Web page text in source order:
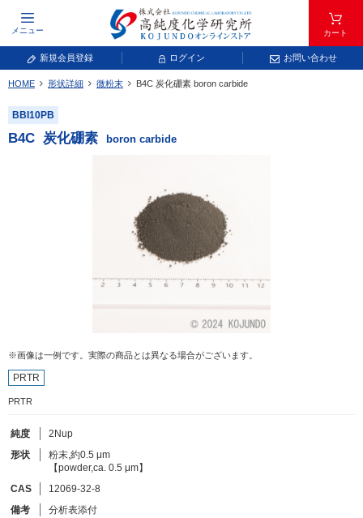
メニュー カート
新規会員登録 ログイン お問い合わせ
元素記号で検索する
元素周期表をタップすると、拡大表示されます。拡大した表から元素記号をタップ
し、一覧へ移動してください。
放射性元素または人工元素であり、弊社では取り扱いしておりません。
キーワードで検索する
カタログコードで検索
化学式で検索
和名・英名で検索
CAS番号で検索
HOME 形状詳細 微粉末 B4C 炭化硼素 boron carbide
BBI10PB
B4C 炭化硼素 boron carbide
※画像は一例です。実際の商品とは異なる場合がございます。
PRTR
PRTR
純度
2Nup
形状
粉末,約0.5 μm
【powder,ca. 0.5 μm】
CAS
12069-32-8
備考
分析表添付